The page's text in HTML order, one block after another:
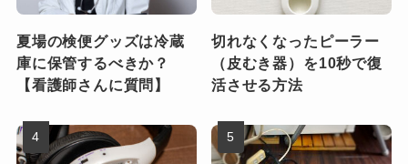
夏場の検便グッズは冷蔵
庫に保管するべきか？
【看護師さんに質問】
切れなくなったピーラー
（皮むき器）を10秒で復
活させる方法